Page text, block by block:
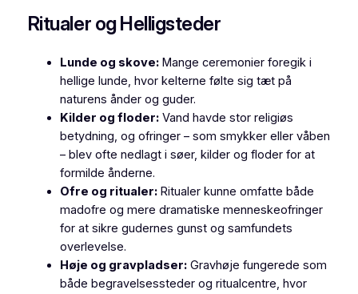
Ritualer og Helligsteder
Lunde og skove:Mange ceremonier foregik i
hellige lunde, hvor kelterne følte sig tæt på
naturens ånder og guder.
Kilder og floder:Vand havde stor religiøs
betydning, og ofringer – som smykker eller våben
– blev ofte nedlagt i søer, kilder og floder for at
formilde ånderne.
Ofre og ritualer:Ritualer kunne omfatte både
madofre og mere dramatiske menneskeofringer
for at sikre gudernes gunst og samfundets
overlevelse.
Høje og gravpladser:Gravhøje fungerede som
både begravelsessteder og ritualcentre, hvor